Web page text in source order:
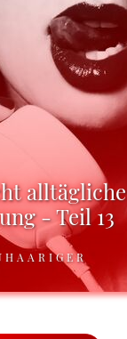
alltägliche
- Teil 13